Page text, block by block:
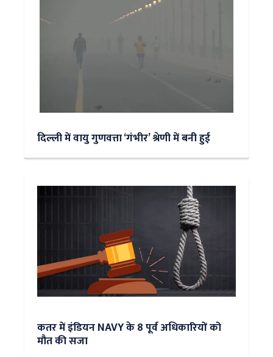
दिल्ली में वायु गुणवत्ता ‘गंभीर’ श्रेणी में बनी हुई
कतर में इंडियन NAVY के 8 पूर्व अधिकारियों को
मौत की सजा